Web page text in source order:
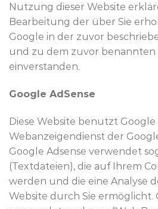
Nutzung dieser Website
Bearbeitung der über Sie
Google in der zuvor
und zu dem zuvor benannten
einverstanden.
Google AdSense
Diese Website benutzt Google
Webanzeigendienst der Google
Google Adsense verwendet
(Textdateien), die auf Ihrem
werden und die eine Analyse
Website durch Sie ermöglicht.